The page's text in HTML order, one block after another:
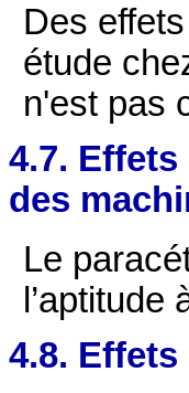
Des
étude
n'est pas
4.7.
des
Le
4.8.